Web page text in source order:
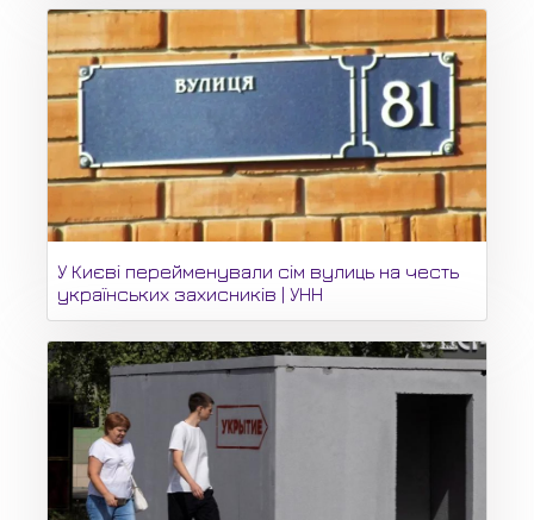
У Києві перейменували сім вулиць на честь
українських захисників | УНН